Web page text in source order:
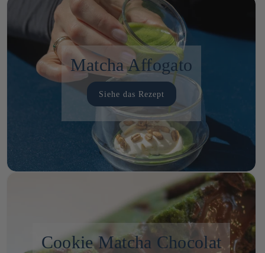
Matcha Affogato
Siehe das Rezept
Cookie Matcha Chocolat